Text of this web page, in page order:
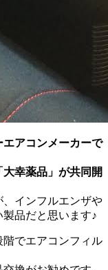
エアコンメーカーで
幸薬品」が共同開
インフルエンザや
品だと思います♪
でエアコンフィル